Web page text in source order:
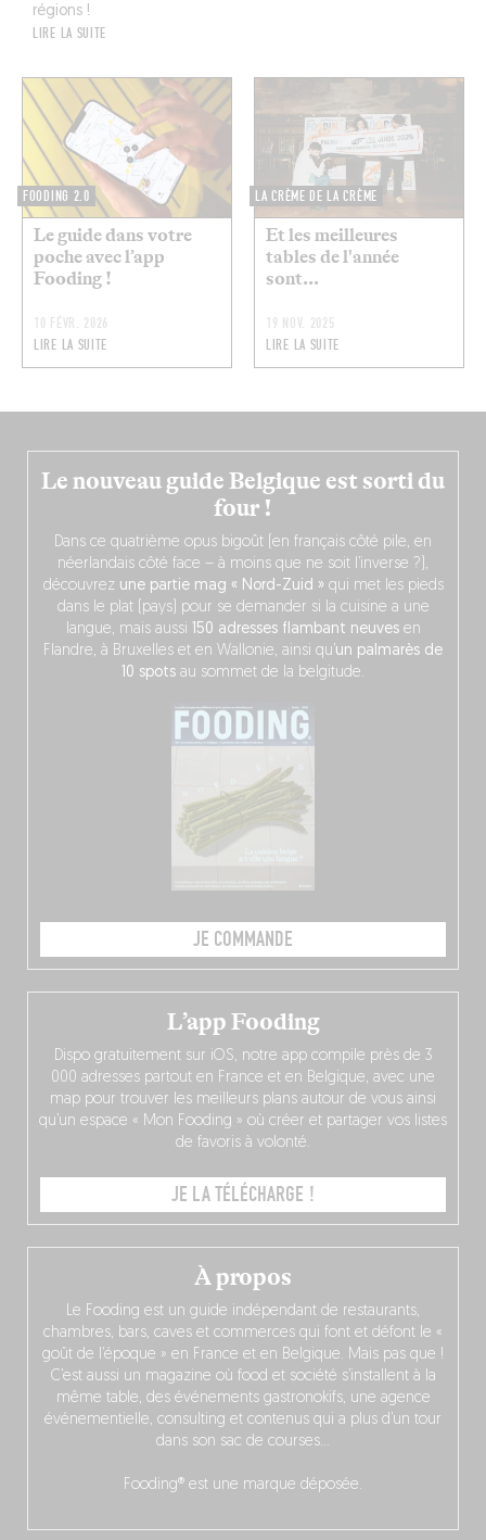
régions !
LIRE LA SUITE
FOODING 2.0
Le guide dans votre
poche avec l’app
Fooding !
10 FÉVR. 2026
LIRE LA SUITE
LA CRÈME DE LA CRÈME
Et les meilleures
tables de l'année
sont...
19 NOV. 2025
LIRE LA SUITE
Le nouveau guide Belgique est sorti du
four !
Dans ce quatrième opus bigoût (en français côté pile, en
néerlandais côté face – à moins que ne soit l’inverse ?),
découvrez une partie mag « Nord-Zuid » qui met les pieds
dans le plat (pays) pour se demander si la cuisine a une
langue, mais aussi 150 adresses flambant neuvesen
Flandre, à Bruxelles et en Wallonie, ainsi qu’un palmarès de
10 spots au sommet de la belgitude.
JE COMMANDE
À propos
Le Fooding est un guide indépendant de restaurants,
chambres, bars, caves et commerces qui font et défont le «
goût de l’époque » en France et en Belgique. Mais pas que !
C’est aussi un magazine où food et société s’installent à la
même table, des événements gastronokifs, une agence
événementielle, consulting et contenus qui a plus d’un tour
dans son sac de courses…
Fooding® est une marque déposée.
L’app Fooding
Dispo gratuitement sur iOS, notre app compile près de 3
000 adresses partout en France et en Belgique, avec une
map pour trouver les meilleurs plans autour de vous ainsi
qu’un espace « Mon Fooding » où créer et partager vos listes
de favoris à volonté.
JE LA TÉLÉCHARGE !